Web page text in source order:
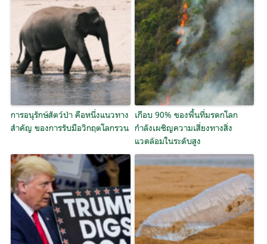
การอนุรักษ์สัตว์ป่า คือหนึ่งแนวทาง
สำคัญ ของการรับมือวิกฤตโลกรวน
เกือบ 90% ของพื้นที่มรดกโลก
กำลังเผชิญความเสี่ยงทางสิ่ง
แวดล้อมในระดับสูง